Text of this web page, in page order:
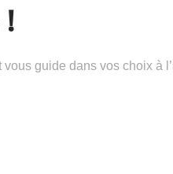
guide dans vos choix à